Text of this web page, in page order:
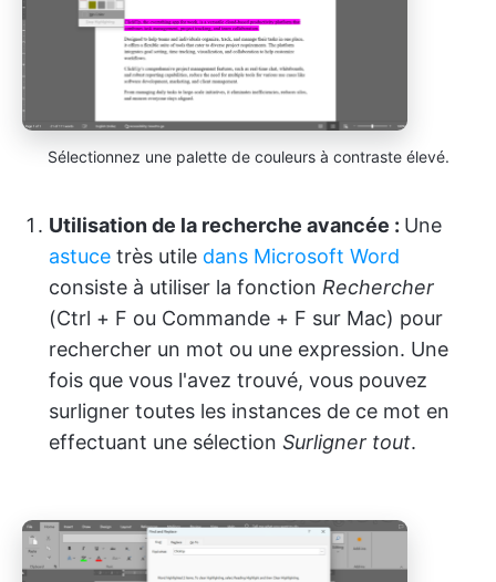
Sélectionnez une palette de couleurs à contraste élevé.
Utilisation de la recherche avancée : Une
astuce très utile dans Microsoft Word
consiste à utiliser la fonction Rechercher
(Ctrl + F ou Commande + F sur Mac) pour
rechercher un mot ou une expression. Une
fois que vous l'avez trouvé, vous pouvez
surligner toutes les instances de ce mot en
effectuant une sélection Surligner tout.